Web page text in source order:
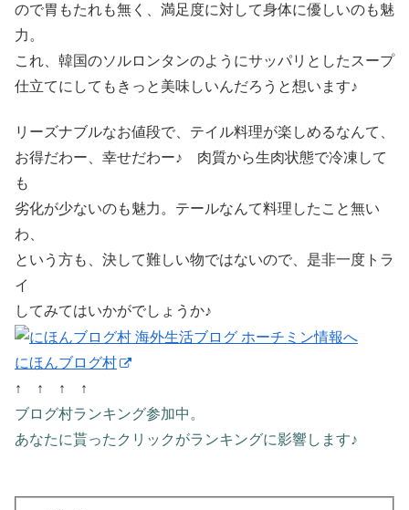
ので胃もたれも無く、満足度に対して身体に優しいのも魅
力。
これ、韓国のソルロンタンのようにサッパリとしたスープ
仕立てにしてもきっと美味しいんだろうと想います♪
リーズナブルなお値段で、テイル料理が楽しめるなんて、
お得だわー、幸せだわー♪ 肉質から生肉状態で冷凍して
も
劣化が少ないのも魅力。テールなんて料理したこと無い
わ、
という方も、決して難しい物ではないので、是非一度トラ
イ
してみてはいかがでしょうか♪
にほんブログ村
↑ ↑ ↑ ↑
ブログ村ランキング参加中。
あなたに貰ったクリックがランキングに影響します♪